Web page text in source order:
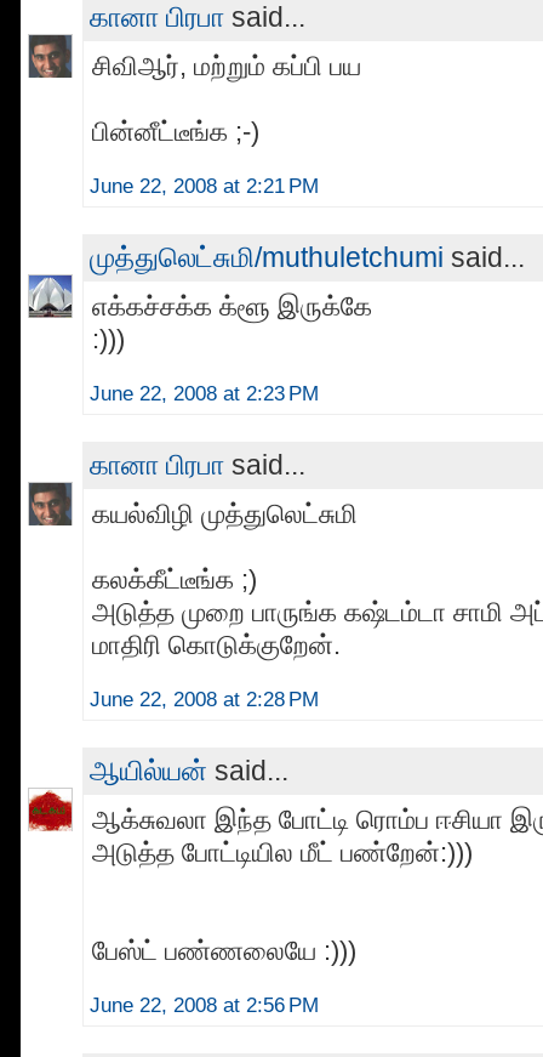
கானா பிரபா said...
சிவிஆர், மற்றும் கப்பி பய
பின்னீட்டீங்க ;-)
June 22, 2008 at 2:21 PM
முத்துலெட்சுமி/muthuletchumi said...
எக்கச்சக்க க்ளூ இருக்கே
:)))
June 22, 2008 at 2:23 PM
கானா பிரபா said...
கயல்விழி முத்துலெட்சுமி
கலக்கீட்டீங்க ;)
அடுத்த முறை பாருங்க கஷ்டம்டா சாமி
மாதிரி கொடுக்குறேன்.
June 22, 2008 at 2:28 PM
ஆயில்யன் said...
ஆக்சுவலா இந்த போட்டி ரொம்ப ஈசியா
அடுத்த போட்டியில மீட் பண்றேன்:)))
பேஸ்ட் பண்ணலையே :)))
June 22, 2008 at 2:56 PM